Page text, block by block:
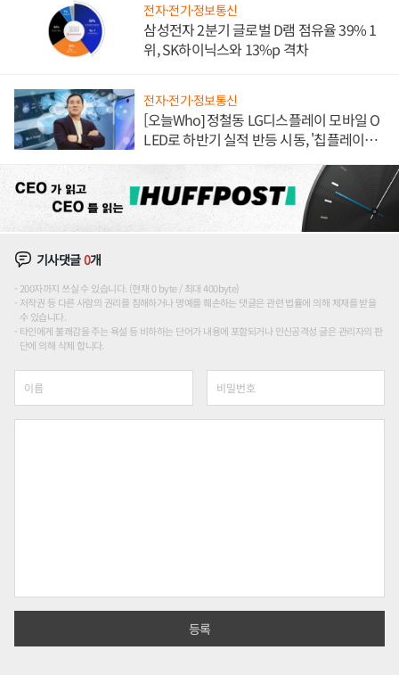
전자·전기·정보통신
삼성전자 2분기 글로벌 D램 점유율 39% 1
위, SK하이닉스와 13%p 격차
전자·전기·정보통신
[오늘Who] 정철동 LG디스플레이 모바일 O
LED로 하반기 실적 반등 시동, '칩플레이
기사댓글0개
200자까지 쓰실 수 있습니다. (현재 0 byte / 최대 400byte)
저작권 등 다른 사람의 권리를 침해하거나 명예를 훼손하는 댓글은 관련 법률에 의해 제재를 받을
수 있습니다.
타인에게 불쾌감을 주는 욕설 등 비하하는 단어가 내용에 포함되거나 인신공격성 글은 관리자의 판
단에 의해 삭제 합니다.